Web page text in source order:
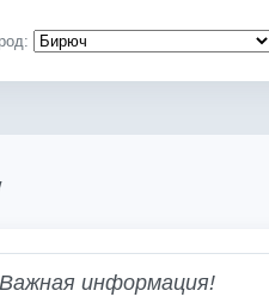
Важная информация!